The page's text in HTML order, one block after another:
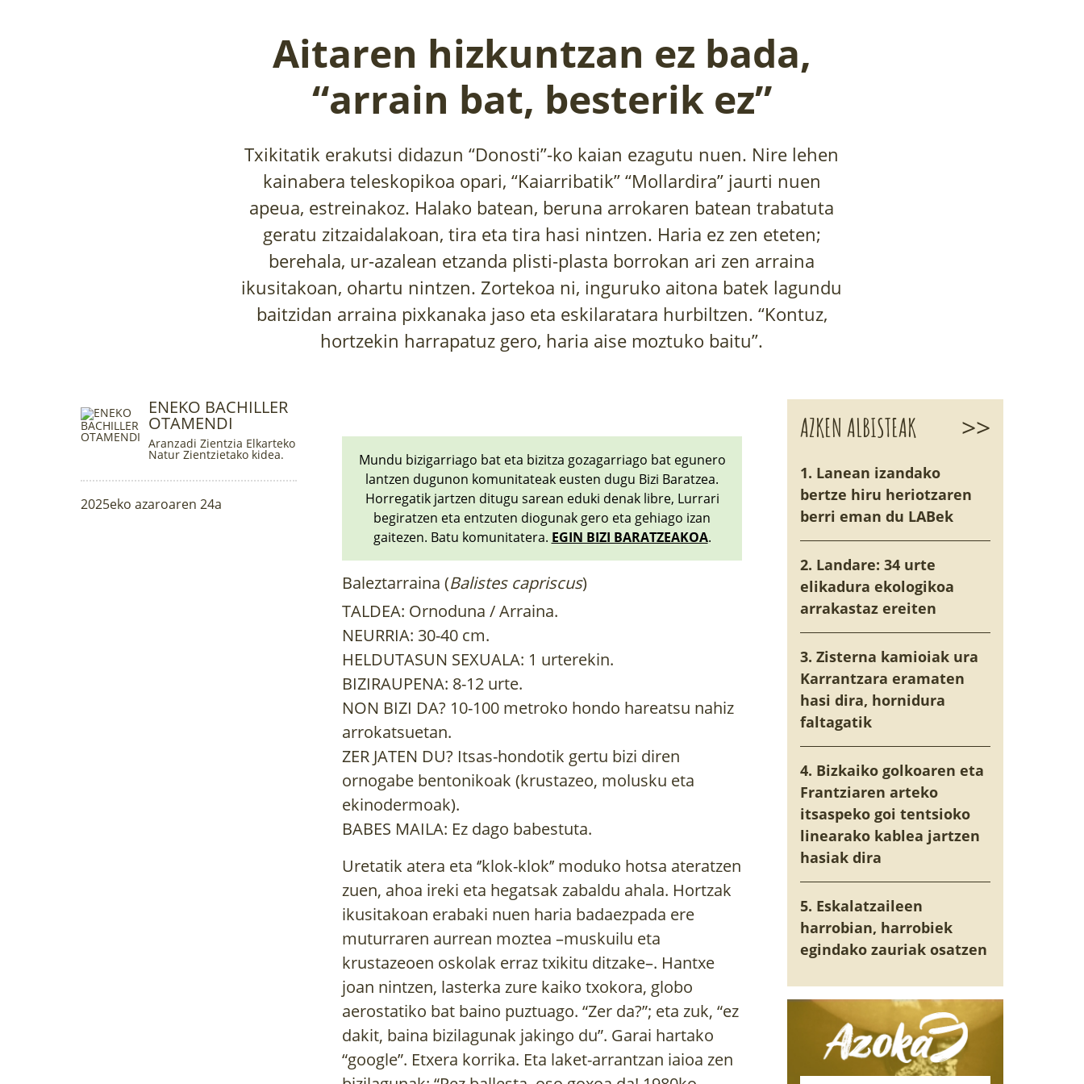
Aitaren hizkuntzan ez bada,
“arrain bat, besterik ez”
Txikitatik erakutsi didazun “Donosti”-ko kaian ezagutu nuen. Nire lehen
kainabera teleskopikoa opari, “Kaiarribatik” “Mollardira” jaurti nuen
apeua, estreinakoz. Halako batean, beruna arrokaren batean trabatuta
geratu zitzaidalakoan, tira eta tira hasi nintzen. Haria ez zen eteten;
berehala, ur-azalean etzanda plisti-plasta borrokan ari zen arraina
ikusitakoan, ohartu nintzen. Zortekoa ni, inguruko aitona batek lagundu
baitzidan arraina pixkanaka jaso eta eskilaratara hurbiltzen. “Kontuz,
hortzekin harrapatuz gero, haria aise moztuko baitu”.
ENEKO BACHILLER
OTAMENDI
Aranzadi Zientzia Elkarteko
Natur Zientzietako kidea.
2025eko azaroaren 24a
Mundu bizigarriago bat eta bizitza gozagarriago bat egunero
lantzen dugunon komunitateak eusten dugu Bizi Baratzea.
Horregatik jartzen ditugu sarean eduki denak libre, Lurrari
begiratzen eta entzuten diogunak gero eta gehiago izan
gaitezen. Batu komunitatera. EGIN BIZI BARATZEAKOA.
Baleztarraina (Balistes capriscus)
TALDEA: Ornoduna / Arraina.
NEURRIA: 30-40 cm.
HELDUTASUN SEXUALA: 1 urterekin.
BIZIRAUPENA: 8-12 urte.
NON BIZI DA? 10-100 metroko hondo hareatsu nahiz
arrokatsuetan.
ZER JATEN DU? Itsas-hondotik gertu bizi diren
ornogabe bentonikoak (krustazeo, molusku eta
ekinodermoak).
BABES MAILA: Ez dago babestuta.
Uretatik atera eta ‘’klok-klok’’ moduko hotsa ateratzen
zuen, ahoa ireki eta hegatsak zabaldu ahala. Hortzak
ikusitakoan erabaki nuen haria badaezpada ere
muturraren aurrean moztea –muskuilu eta
krustazeoen oskolak erraz txikitu ditzake–. Hantxe
joan nintzen, lasterka zure kaiko txokora, globo
aerostatiko bat baino puztuago. “Zer da?”; eta zuk, “ez
dakit, baina bizilagunak jakingo du”. Garai hartako
“google”. Etxera korrika. Eta laket-arrantzan iaioa zen
AZKEN ALBISTEAK >>
1. Lanean izandako
bertze hiru heriotzaren
berri eman du LABek
2. Landare: 34 urte
elikadura ekologikoa
arrakastaz ereiten
3. Zisterna kamioiak ura
Karrantzara eramaten
hasi dira, hornidura
faltagatik
4. Bizkaiko golkoaren eta
Frantziaren arteko
itsaspeko goi tentsioko
linearako kablea jartzen
hasiak dira
5. Eskalatzaileen
harrobian, harrobiek
egindako zauriak osatzen